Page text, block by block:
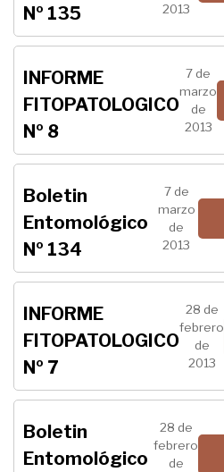
Nº 135
2013
INFORME
FITOPATOLOGICO
Nº 8
7 de
marzo
de
2013
Boletin
Entomológico
Nº 134
7 de
marzo
de
2013
INFORME
FITOPATOLOGICO
Nº 7
28 de
febrero
de
2013
Boletin
Entomológico
28 de
febrero
de